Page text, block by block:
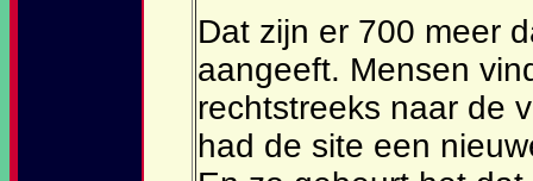
Dat zijn er 700 meer
aangeeft. Mensen
rechtstreeks naar de
had de site een